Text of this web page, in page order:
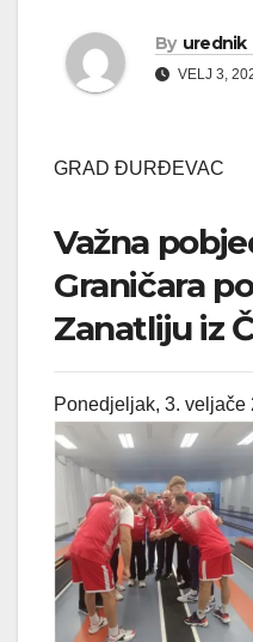
By urednik
VELJ 3,
GRAD ĐURĐEVAC
Važna
Graničara
Zanatliju iz
Ponedjeljak, 3. veljače